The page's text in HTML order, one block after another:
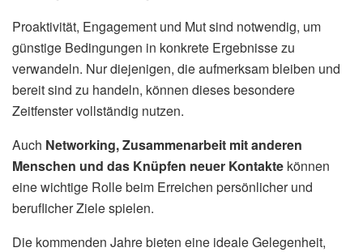
Proaktivität, Engagement und Mut sind notwendig, um
günstige Bedingungen in konkrete Ergebnisse zu
verwandeln. Nur diejenigen, die aufmerksam bleiben und
bereit sind zu handeln, können dieses besondere
Zeitfenster vollständig nutzen.
Auch Networking, Zusammenarbeit mit anderen
Menschen und das Knüpfen neuer Kontakte können
eine wichtige Rolle beim Erreichen persönlicher und
beruflicher Ziele spielen.
Die kommenden Jahre bieten eine ideale Gelegenheit,